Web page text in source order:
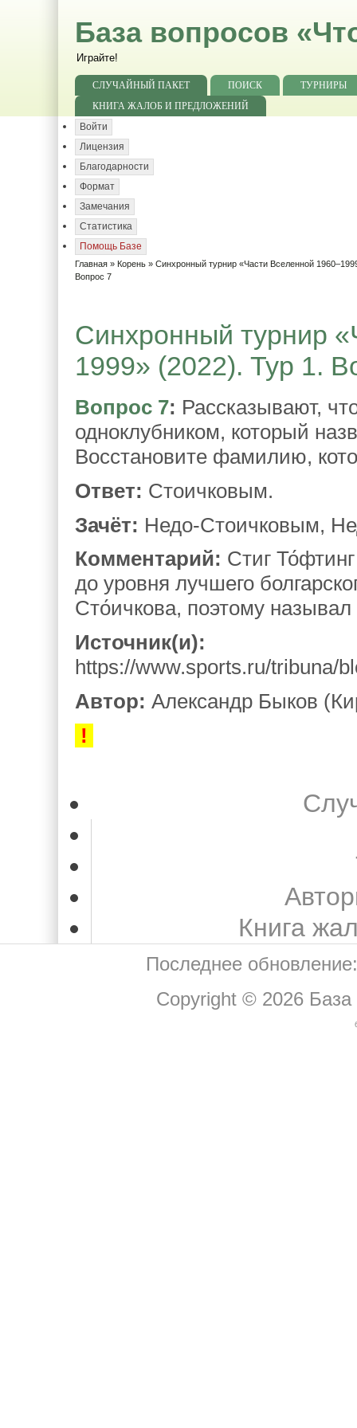
База вопросов
Играйте!
СЛУЧАЙНЫЙ ПАКЕТ ПОИСК
ТУРНИРЫ
КНИГА ЖАЛОБ И ПРЕДЛОЖЕНИЙ
Войти
Лицензия
Благодарности
Формат
Замечания
Статистика
Помощь Базе
Главная » Корень » Синхронный турнир «Части Вселенной
Вопрос 7
Синхронный турнир
1999» (2022). Тур 1.
Вопрос 7: Рассказывают,
одноклубником, который
Восстановите фамилию,
Ответ: Стоичковым.
Зачёт: Недо-Стоичковым,
Комментарий: Стиг
до уровня лучшего
Сто́ичкова, поэтому
Источник(и):
https://www.sports.ru/tribuna/
Автор: Александр Быков
!
Книга
Последнее
Copyright © 2026 База